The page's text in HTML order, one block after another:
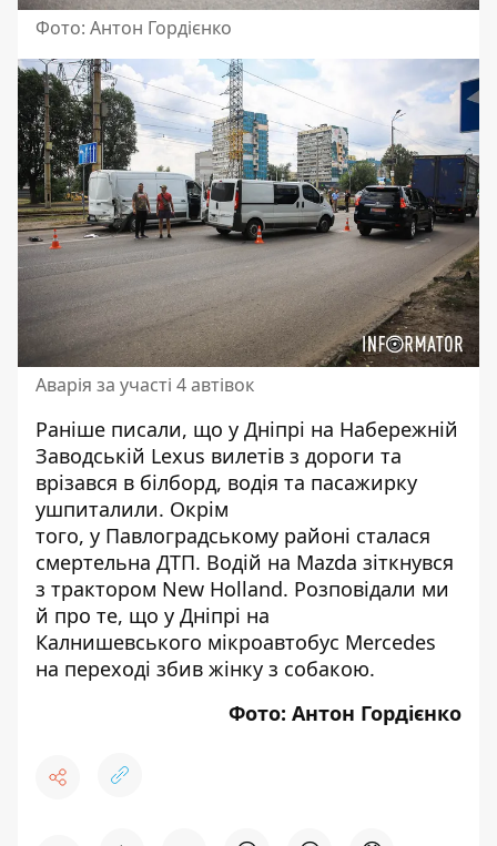
Фото: Антон Гордієнко
Аварія за участі 4 автівок
Раніше писали, що у Дніпрі на Набережній
Заводській Lexus вилетів з дороги та
врізався в білборд, водія та пасажирку
ушпиталили. Окрім
того, у Павлоградському районі сталася
смертельна ДТП. Водій на Mazda зіткнувся
з трактором New Holland. Розповідали ми
й про те, що у Дніпрі на
Калнишевського мікроавтобус Mercedes
на переході збив жінку з собакою.
Фото: Антон Гордієнко